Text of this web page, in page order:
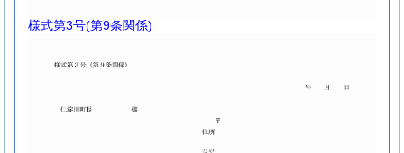
様式第3号(第9条関係)